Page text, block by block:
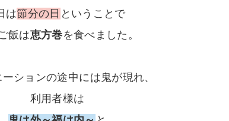
は節分の日 ということで
飯は恵方巻を食べました。
ションの途中には鬼が現れ、
利用者様は